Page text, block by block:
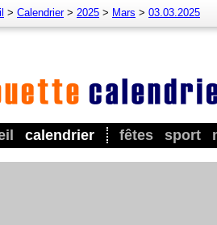
calendrier fêtes sport
> Calendrier> 2025 > Mars > 03.03.2025